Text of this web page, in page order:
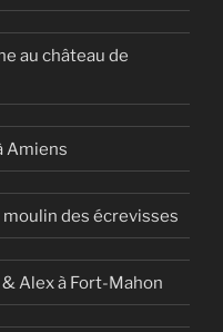
au château de
Amiens
des écrevisses
Alex à Fort-Mahon